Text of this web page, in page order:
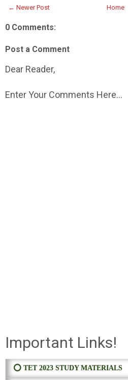
← Newer Post Home
0 Comments:
Post a Comment
Dear Reader,
Enter Your Comments Here...
Important Links!
⭕ TET 2023 STUDY MATERIALS